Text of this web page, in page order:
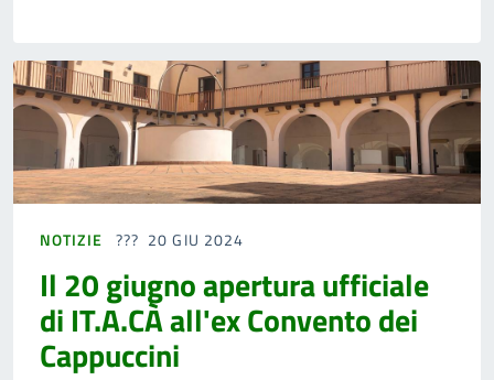
NOTIZIE 20 GIU 2024
Il 20 giugno apertura ufficiale
di IT.A.CÀ all'ex Convento dei
Cappuccini